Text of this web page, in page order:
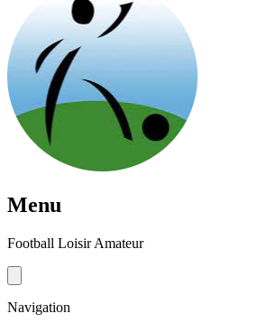
Menu
Football Loisir Amateur
Navigation